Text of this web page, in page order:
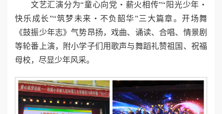
文艺汇演分为“童心向党・薪火相传”“阳光少年・
快乐成长”“筑梦未来・不负韶华”三大篇章。开场舞
《鼓振少年志》气势昂扬，戏曲、诵读、合唱、情景剧
等轮番上演，附小学子们用歌声与舞蹈礼赞祖国、祝福
母校，尽显少年风采。